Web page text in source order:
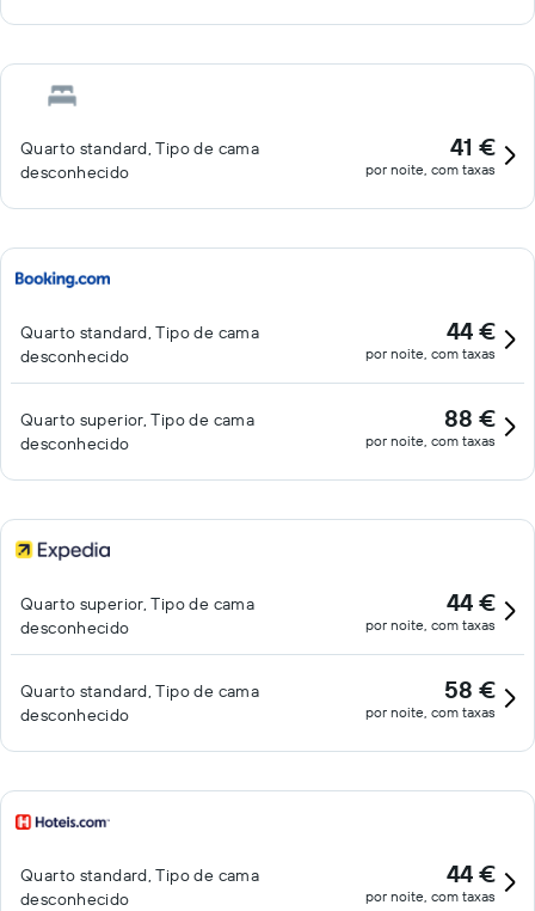
Quarto standard, Tipo de cama
desconhecido
41 €
por noite, com taxas
Quarto standard, Tipo de cama
desconhecido
44 €
por noite, com taxas
Quarto superior, Tipo de cama
desconhecido
88 €
por noite, com taxas
Quarto superior, Tipo de cama
desconhecido
44 €
por noite, com taxas
Quarto standard, Tipo de cama
desconhecido
58 €
por noite, com taxas
Quarto standard, Tipo de cama
desconhecido
44 €
por noite, com taxas